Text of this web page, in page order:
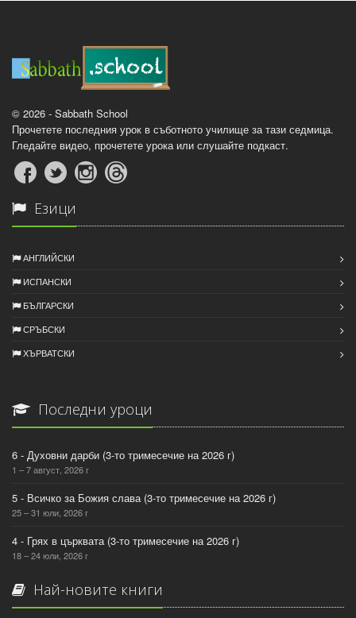
© 2026 - Sabbath School
Прочетете последния урок в съботното училище за тази седмица.
Гледайте видео, прочетете урока или слушайте подкаст.
Езици
АНГЛИЙСКИ
ИСПАНСКИ
БЪЛГАРСКИ
СРЪБСКИ
ХЪРВАТСКИ
Последни уроци
6 - Духовни дарби (3-то тримесечие на 2026 г)
1 – 7 август, 2026 г
5 - Всичко за Божия слава (3-то тримесечие на 2026 г)
25 – 31 юли, 2026 г
4 - Грях в църквата (3-то тримесечие на 2026 г)
18 – 24 юли, 2026 г
Най-новите книги